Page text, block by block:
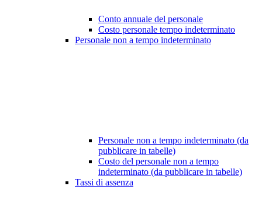
Conto annuale del personale
Costo personale tempo indeterminato
Personale non a tempo indeterminato
Personale non a tempo indeterminato (da
pubblicare in tabelle)
Costo del personale non a tempo
indeterminato (da pubblicare in tabelle)
Tassi di assenza